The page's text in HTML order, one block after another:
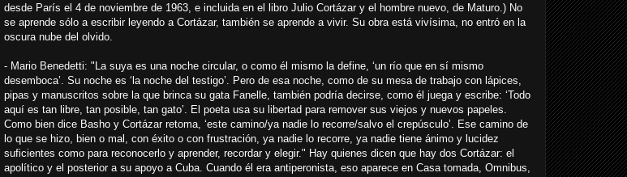
desde París el 4 de noviembre de 1963, e incluida en el libro Julio Cortázar y el hombre nuevo, de Maturo.) No
se aprende sólo a escribir leyendo a Cortázar, también se aprende a vivir. Su obra está vivísima, no entró en la
oscura nube del olvido.
- Mario Benedetti: "La suya es una noche circular, o como él mismo la define, ‘un río que en sí mismo
desemboca’. Su noche es ‘la noche del testigo’. Pero de esa noche, como de su mesa de trabajo con lápices,
pipas y manuscritos sobre la que brinca su gata Fanelle, también podría decirse, como él juega y escribe: ‘Todo
aquí es tan libre, tan posible, tan gato’. El poeta usa su libertad para remover sus viejos y nuevos papeles.
Como bien dice Basho y Cortázar retoma, ‘este camino/ya nadie lo recorre/salvo el crepúsculo’. Ese camino de
lo que se hizo, bien o mal, con éxito o con frustración, ya nadie lo recorre, ya nadie tiene ánimo y lucidez
suficientes como para reconocerlo y aprender, recordar y elegir." Hay quienes dicen que hay dos Cortázar: el
apolítico y el posterior a su apoyo a Cuba. Cuando él era antiperonista, eso aparece en Casa tomada, Omnibus,